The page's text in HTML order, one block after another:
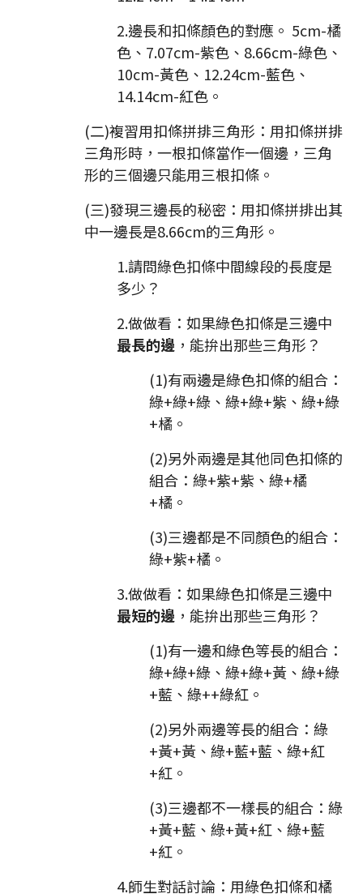
2.邊長和扣條顏色的對應。 5cm-橘
色、7.07cm-紫色、8.66cm-綠色、
10cm-黃色、12.24cm-藍色、
14.14cm-紅色。
(二)複習用扣條拼排三角形：用扣條拼排
三角形時，一根扣條當作一個邊，三角
形的三個邊只能用三根扣條。
(三)發現三邊長的秘密：用扣條拼排出其
中一邊長是8.66cm的三角形。
1.請問綠色扣條中間線段的長度是
多少？
2.做做看：如果綠色扣條是三邊中
最長的邊 ，能拚出那些三角形？
(1)有兩邊是綠色扣條的組合：
綠+綠+綠、綠+綠+紫、綠+綠
+橘。
(2)另外兩邊是其他同色扣條的
組合：綠+紫+紫、綠+橘
+橘。
(3)三邊都是不同顏色的組合：
綠+紫+橘。
3.做做看：如果綠色扣條是三邊中
最短的邊 ，能拚出那些三角形？
(1)有一邊和綠色等長的組合：
綠+綠+綠、綠+綠+黃、綠+綠
+藍、綠++綠紅。
(2)另外兩邊等長的組合：綠
+黃+黃、綠+藍+藍、綠+紅
+紅。
(3)三邊都不一樣長的組合：綠
+黃+藍、綠+黃+紅、綠+藍
+紅。
4.師生對話討論：用綠色扣條和橘